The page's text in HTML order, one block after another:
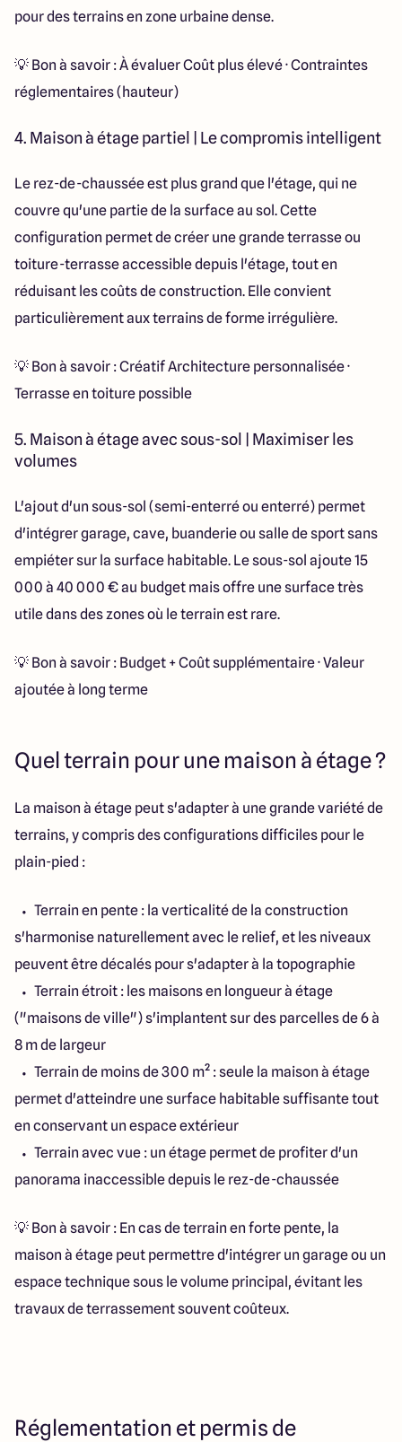
pour des terrains en zone urbaine dense.
💡 Bon à savoir : À évaluer Coût plus élevé · Contraintes
réglementaires (hauteur)
4. Maison à étage partiel | Le compromis intelligent
Le rez-de-chaussée est plus grand que l'étage, qui ne
couvre qu'une partie de la surface au sol. Cette
configuration permet de créer une grande terrasse ou
toiture-terrasse accessible depuis l'étage, tout en
réduisant les coûts de construction. Elle convient
particulièrement aux terrains de forme irrégulière.
💡 Bon à savoir : Créatif Architecture personnalisée ·
Terrasse en toiture possible
5. Maison à étage avec sous-sol | Maximiser les
volumes
L'ajout d'un sous-sol (semi-enterré ou enterré) permet
d'intégrer garage, cave, buanderie ou salle de sport sans
empiéter sur la surface habitable. Le sous-sol ajoute 15
000 à 40 000 € au budget mais offre une surface très
utile dans des zones où le terrain est rare.
💡 Bon à savoir : Budget + Coût supplémentaire · Valeur
ajoutée à long terme
Quel terrain pour une maison à étage ?
La maison à étage peut s'adapter à une grande variété de
terrains, y compris des configurations difficiles pour le
plain-pied :
Terrain en pente : la verticalité de la construction
s'harmonise naturellement avec le relief, et les niveaux
peuvent être décalés pour s'adapter à la topographie
Terrain étroit : les maisons en longueur à étage
("maisons de ville") s'implantent sur des parcelles de 6 à
8 m de largeur
Terrain de moins de 300 m² : seule la maison à étage
permet d'atteindre une surface habitable suffisante tout
en conservant un espace extérieur
Terrain avec vue : un étage permet de profiter d'un
panorama inaccessible depuis le rez-de-chaussée
💡 Bon à savoir : En cas de terrain en forte pente, la
maison à étage peut permettre d'intégrer un garage ou un
espace technique sous le volume principal, évitant les
travaux de terrassement souvent coûteux.
Réglementation et permis de